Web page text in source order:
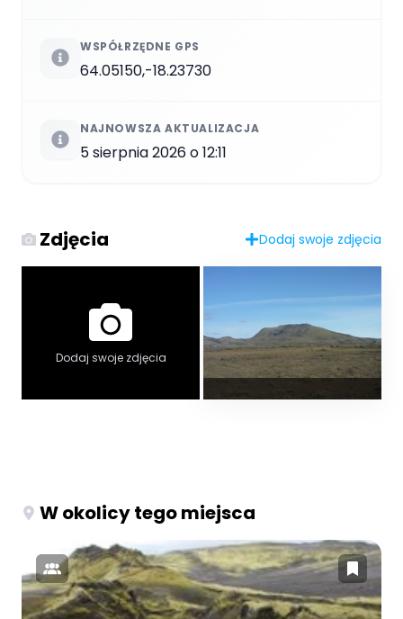
WSPÓŁRZĘDNE GPS
64.05150,-18.23730
NAJNOWSZA AKTUALIZACJA
5 sierpnia 2026 o 12:11
Zdjęcia Dodaj swoje zdjęcia
Dodaj swoje zdjęcia
W okolicy tego miejsca